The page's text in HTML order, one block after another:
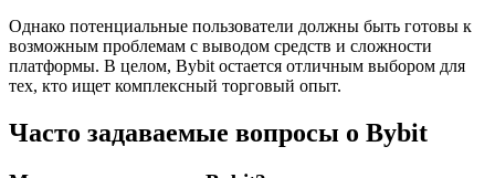
Однако потенциальные пользователи должны быть готовы к
возможным проблемам с выводом средств и сложности
платформы. В целом, Bybit остается отличным выбором для
тех, кто ищет комплексный торговый опыт.
Часто задаваемые вопросы о Bybit